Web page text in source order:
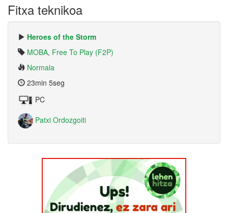
Fitxa teknikoa
Heroes of the Storm
MOBA, Free To Play (F2P)
Normala
23min 5seg
PC
Patxi Ordozgoiti